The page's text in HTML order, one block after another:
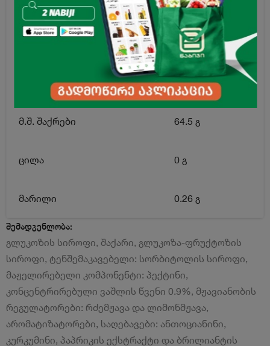
მ.შ. ნაჯერი ცხიმოვანი
0 გ
ნახშირწყლები 82.2 გ
მ.შ. შაქრები 64.5 გ
ცილა 0 გ
მარილი 0.26 გ
შემადგენლობა:
გლუკოზის სიროფი, შაქარი, გლუკოზა-ფრუქტოზის
სიროფი, ტენშემაკავებელი: სორბიტოლის სიროფი,
მაჟელირებელი კომპონენტი: პექტინი,
კონცენტრირებული ვაშლის წვენი 0.9%, მჟავიანობის
რეგულატორები: რძემჟავა და ლიმონმჟავა,
არომატიზატორები, საღებავები: ანთოციანინი,
კურკუმინი, პაპრიკის ექსტრაქტი და ბრილიანტის